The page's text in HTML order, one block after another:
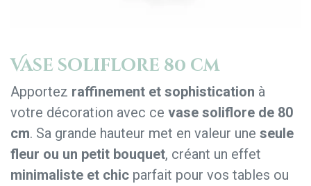
Vase soliflore 80 cm
Apportez raffinement et sophistication à
votre décoration avec ce vase soliflore de 80
cm. Sa grande hauteur met en valeur une seule
fleur ou un petit bouquet, créant un effet
minimaliste et chic parfait pour vos tables ou